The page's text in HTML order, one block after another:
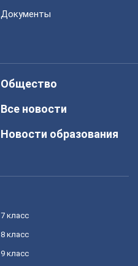
Документы
Общество
Все новости
Новости образования
7 класс
8 класс
9 класс